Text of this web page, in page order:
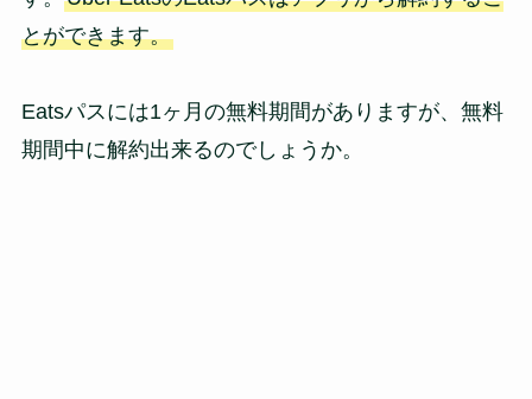
とができます。
Eatsパスには1ヶ月の無料期間がありますが、無料
期間中に解約出来るのでしょうか。